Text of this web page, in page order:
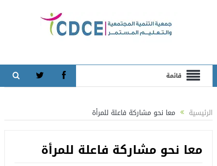
قائمة
الرئيسية معا نحو مشاركة فاعلة للمرأة
معا نحو مشاركة فاعلة للمرأة